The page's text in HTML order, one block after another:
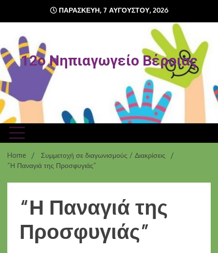
content
ΠΑΡΑΣΚΕΥΉ, 7 ΑΥΓΟΎΣΤΟΥ, 2026
12o Νηπιαγωγείο Βέροιας
Home
Συμμετοχή σε διαγωνισμούς / Διακρίσεις
“Η Παναγιά της Προσφυγιάς”
“Η Παναγιά της
Προσφυγιάς”